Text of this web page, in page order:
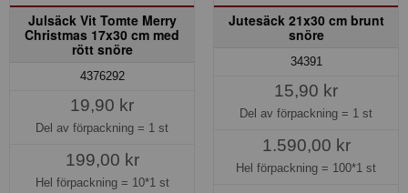
Julsäck Vit Tomte Merry
Christmas 17x30 cm med
rött snöre
4376292
19,90 kr
Del av förpackning = 1 st
199,00 kr
Hel förpackning = 10*1 st
Jutesäck 21x30 cm brunt
snöre
34391
15,90 kr
Del av förpackning = 1 st
1.590,00 kr
Hel förpackning = 100*1 st